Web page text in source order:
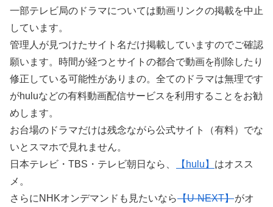
一部テレビ局のドラマについては動画リンクの掲載を中止
しています。
管理人が見つけたサイト名だけ掲載していますのでご確認
願います。時間が経つとサイトの都合で動画を削除したり
修正している可能性がありまの。全てのドラマは無理です
がhuluなどの有料動画配信サービスを利用することをお勧
めします。
お台場のドラマだけは残念ながら公式サイト（有料）でな
いとスマホで見れません。
日本テレビ・TBS・テレビ朝日なら、
【 hulu 】 はオスス
メ。
さらにNHKオンデマンドも見たいなら【U-NEXT】がオ